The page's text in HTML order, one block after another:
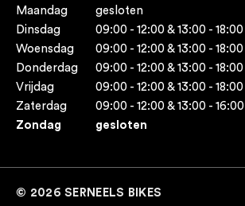
Maandag
gesloten
Dinsdag
09:00 - 12:00 & 13:00 - 18:00
Woensdag
09:00 - 12:00 & 13:00 - 18:00
Donderdag
09:00 - 12:00 & 13:00 - 18:00
Vrijdag
09:00 - 12:00 & 13:00 - 18:00
Zaterdag
09:00 - 12:00 & 13:00 - 16:00
Zondag
gesloten
© 2026 SERNEELS BIKES